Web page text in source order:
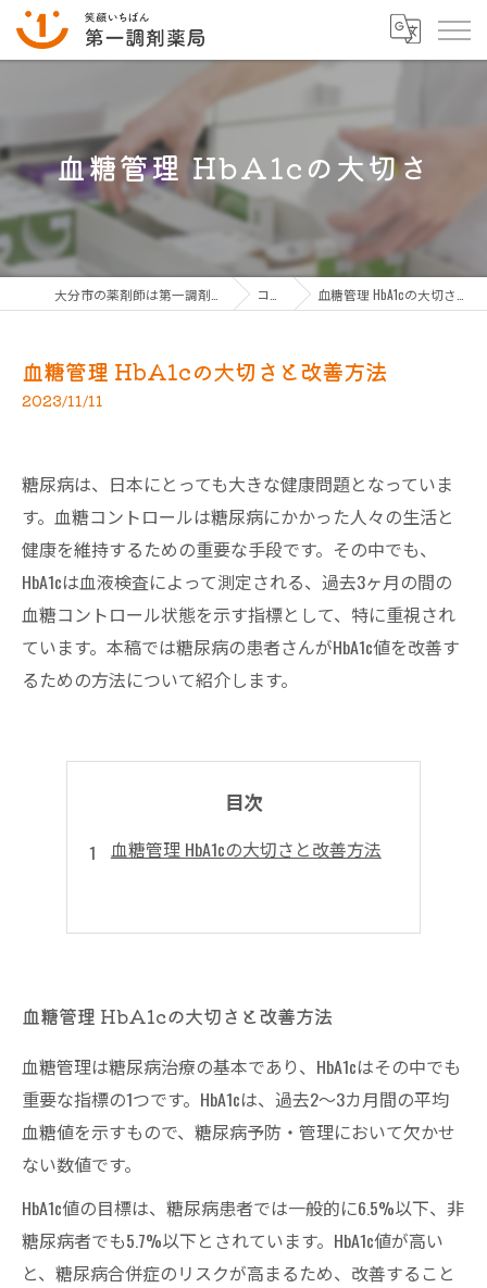
血糖管理 HbA1cの大切さ
コラム 血糖管理 HbA1cの大切さと改善方法
血糖管理 HbA1cの大切さと改善方法
2023/11/11
糖尿病は、日本にとっても大きな健康問題となっていま
す。血糖コントロールは糖尿病にかかった人々の生活と
健康を維持するための重要な手段です。その中でも、
HbA1cは血液検査によって測定される、過去3ヶ月の間の
血糖コントロール状態を示す指標として、特に重視され
ています。本稿では糖尿病の患者さんがHbA1c値を改善す
るための方法について紹介します。
目次
血糖管理 HbA1cの大切さと改善方法
血糖管理 HbA1cの大切さと改善方法
血糖管理は糖尿病治療の基本であり、HbA1cはその中でも
重要な指標の1つです。HbA1cは、過去2〜3カ月間の平均
血糖値を示すもので、糖尿病予防・管理において欠かせ
ない数値です。
HbA1c値の目標は、糖尿病患者では一般的に6.5%以下、非
糖尿病者でも5.7%以下とされています。HbA1c値が高い
と、糖尿病合併症のリスクが高まるため、改善すること